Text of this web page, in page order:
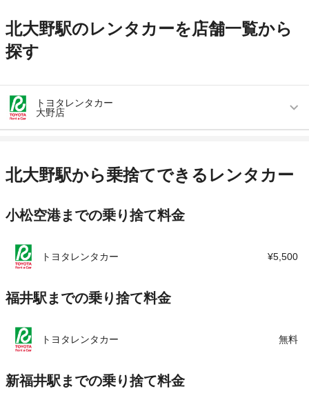
北大野駅のレンタカーを店舗一覧から
探す
トヨタレンタカー
大野店
アクセス
中部縦貫道大野インターチェンジ出口より車で約
住所 福井県大野市中津川29-4-1
北大野駅から乗捨てできるレンタカー
小松空港までの乗り捨て料金
トヨタレンタカー ¥5,500
福井駅までの乗り捨て料金
トヨタレンタカー 無料
新福井駅までの乗り捨て料金